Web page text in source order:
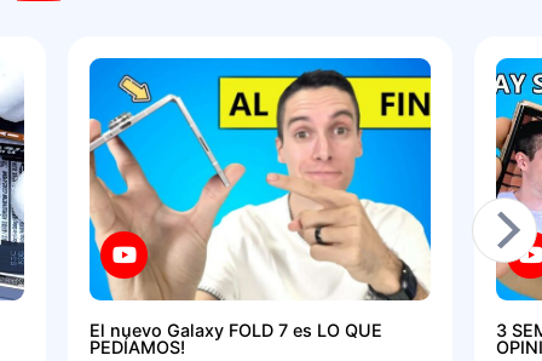
El nuevo Galaxy FOLD 7 es LO QUE
PEDÍAMOS!
3